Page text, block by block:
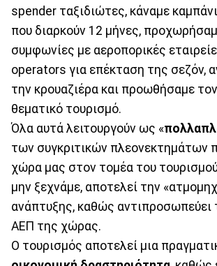
spender ταξιδιώτες, κάναμε
που διαρκούν 12 μήνες,
συμφωνίες με αεροπορικές
operators για επέκταση της σεζόν,
την κρουαζιέρα και προωθήσαμε
θεματικό τουρισμό.
Όλα αυτά λειτουργούν ως «
των συγκριτικών πλεονεκτημάτων
χώρα μας στον τομέα του
μην ξεχνάμε, αποτελεί την
ανάπτυξης, καθώς αντιπροσωπεύει
ΑΕΠ της χώρας.
Ο τουρισμός αποτελεί μια